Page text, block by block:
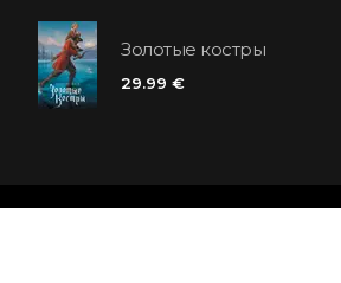
Золотые костры
29.99 €